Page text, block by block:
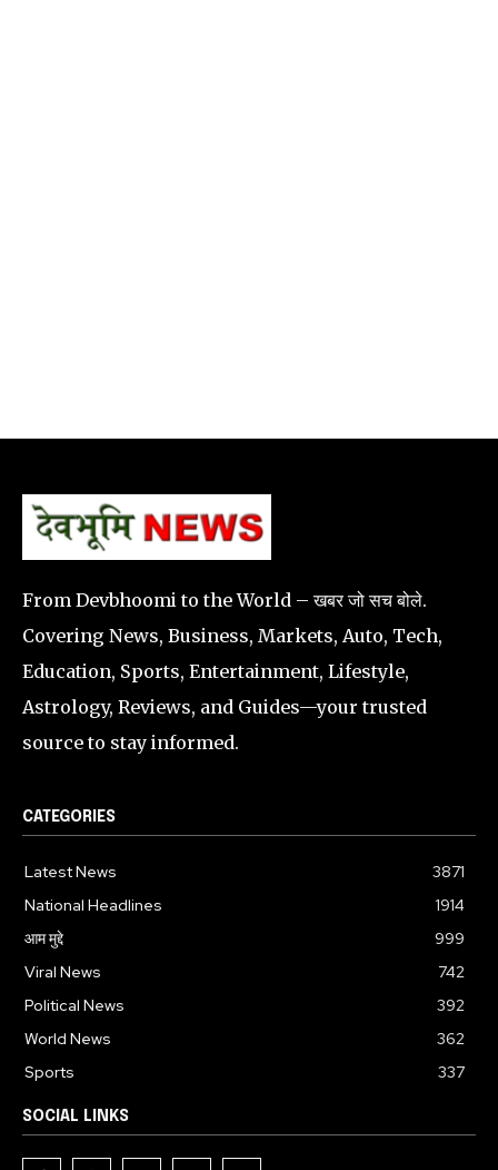
From Devbhoomi to the World – खबर जो सच बोले.
Covering News, Business, Markets, Auto, Tech,
Education, Sports, Entertainment, Lifestyle,
Astrology, Reviews, and Guides—your trusted
source to stay informed.
CATEGORIES
Latest News
3871
National Headlines
1914
आम मुद्दे
999
Viral News
742
Political News
392
World News
362
Sports
337
SOCIAL LINKS